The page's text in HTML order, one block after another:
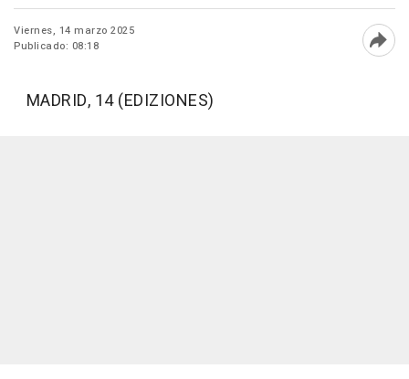
Viernes, 14 marzo 2025
Publicado: 08:18
MADRID, 14 (EDIZIONES)